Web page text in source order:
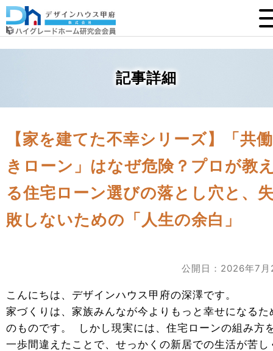
記事詳細
【家を建てた不幸シリーズ】「共働
きローン」はなぜ危険？プロが教
る住宅ローン選びの落とし穴と、
敗しないための「人生の余白」
公開日：2026年7月
こんにちは、デザインハウス甲府の深澤です。
家づくりは、家族みんなが今よりもっと幸せになるた
のものです。 しかし現実には、住宅ローンの組み方
一歩間違えたことで、せっかくの新居での生活が苦し